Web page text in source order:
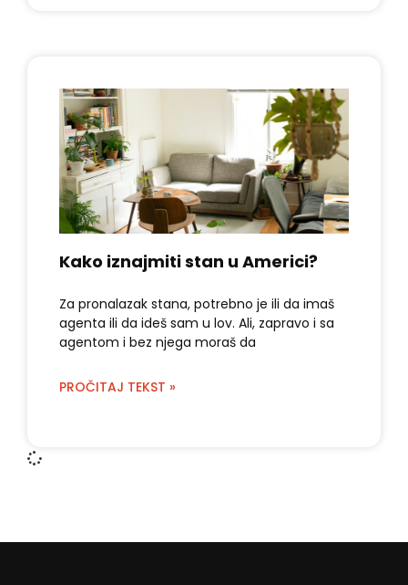
Kako iznajmiti stan u Americi?
Za pronalazak stana, potrebno je ili da imaš
agenta ili da ideš sam u lov. Ali, zapravo i sa
agentom i bez njega moraš da
PROČITAJ TEKST »